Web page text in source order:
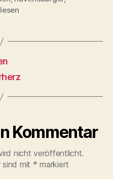
Kommentar
nicht veröffentlicht.
sind mit * markiert